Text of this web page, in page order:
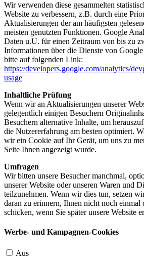
Wir verwenden diese gesammelten
Website zu verbessern, z.B. durch eine
Aktualisierungen der am häufigsten
meisten genutzten Funktionen. Google
Daten u.U. für einen Zeitraum von bis zu
Informationen über die Dienste von
bitte auf folgenden Link:
https://developers.google.com/analytics/
usage
Inhaltliche Prüfung
Wenn wir an Aktualisierungen unserer
gelegentlich einigen Besuchern
Besuchern alternative Inhalte, um
die Nutzererfahrung am besten optimiert.
wir ein Cookie auf Ihr Gerät, um uns zu
Seite Ihnen angezeigt wurde.
Umfragen
Wir bitten unsere Besucher manchmal,
unserer Website oder unseren Waren und
teilzunehmen. Wenn wir dies tun, setzen
daran zu erinnern, Ihnen nicht noch einmal
schicken, wenn Sie später unsere Website
Werbe- und Kampagnen-Cookies
Aus